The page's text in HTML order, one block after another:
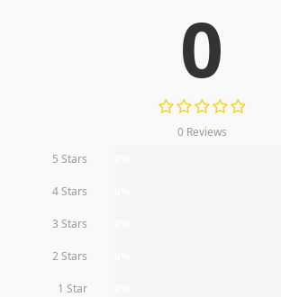
0
0 Reviews
5 Stars
4 Stars
3 Stars
2 Stars
1 Star